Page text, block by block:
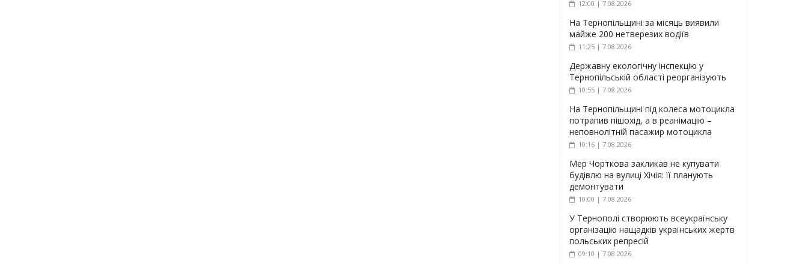
12:00 | 7.08.2026
На Тернопільщині за місяць виявили
майже 200 нетверезих водіїв
11:25 | 7.08.2026
Державну екологічну інспекцію у
Тернопільській області реорганізують
10:55 | 7.08.2026
На Тернопільщині під колеса мотоцикла
потрапив пішохід, а в реанімацію –
неповнолітній пасажир мотоцикла
10:16 | 7.08.2026
Мер Чорткова закликав не купувати
будівлю на вулиці Хічія: її планують
демонтувати
10:00 | 7.08.2026
У Тернополі створюють всеукраїнську
організацію нащадків українських жертв
польських репресій
09:10 | 7.08.2026